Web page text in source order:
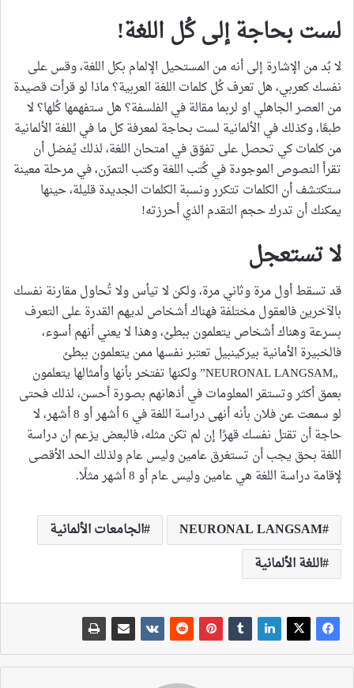
لست بحاجة إلى كُل اللغة!
لا بُد من الإشارة إلى أنه من المستحيل الإلمام بكل اللغة، وقس على
نفسك كعربي، هل تعرف كُل كلمات اللغة العربية؟ ماذا لو قرأت قصيدة
من العصر الجاهلي او لربما مقالة في الفلسفة؟ هل ستفهمها كُلها؟ لا
طبعًا، وكذلك في الألمانية لست بحاجة لمعرفة كل ما في اللغة الألمانية
من كلمات كي تحصل على تفوّق في امتحان اللغة، لذلك يُفضل أن
تقرأ النصوص الموجودة في كُتب اللغة وكتب التمرّن، في مرحلة معينة
ستكتشف أن الكلمات تتكرر ونسبة الكلمات الجديدة قليلة، حينها
يمكنك أن تدرك حجم التقدم الذي أحرزته!
لا تستعجل
قد تسقط أول مرة وثاني مرة، ولكن لا تيأس ولا تُحاول مقارنة نفسك
بالآخرين فالعقول مختلفة فهناك أشخاص لديهم القدرة على التعرف
بسرعة وهناك أشخاص يتعلمون ببطئ، وهذا لا يعني أنهم أسوء،
فالخبيرة الأمانية بيركينبيل تعتبر نفسها ممن يتعلمون ببطئ
„NEURONAL LANGSAM” ولكنها تفتخر بأنها وأمثالها يتعلمون
بعمق أكثر وتستقر المعلومات في أذهانهم بصورة أحسن، لذلك فحتى
لو سمعت عن فلان بأنه أنهى دراسة اللغة في 6 أشهر أو 8 أشهر، لا
حاجة أن تقتل نفسك قهرًا إن لم تكن مثله، فالبعض يزعم ان دراسة
اللغة بحق يجب أن تستغرق عامين وليس عام ولذلك الحد الأقصى
لإقامة دراسة اللغة هي عامين وليس عام أو 8 أشهر مثلًا.
NEURONAL LANGSAM
الجامعات الألمانية
اللغة الألمانية